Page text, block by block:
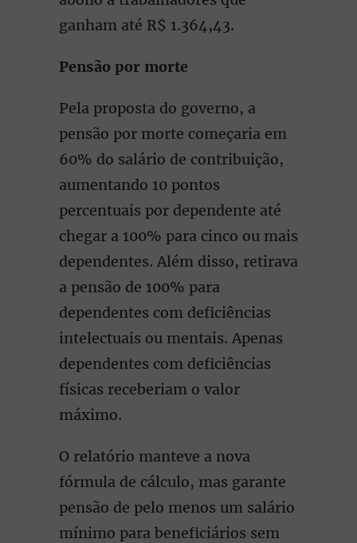
ganham até R$ 1.364,43.
Pensão por morte
Pela proposta do governo, a
pensão por morte começaria em
60% do salário de contribuição,
aumentando 10 pontos
percentuais por dependente até
chegar a 100% para cinco ou mais
dependentes. Além disso, retirava
a pensão de 100% para
dependentes com deficiências
intelectuais ou mentais. Apenas
dependentes com deficiências
físicas receberiam o valor
máximo.
O relatório manteve a nova
fórmula de cálculo, mas garante
pensão de pelo menos um salário
mínimo para beneficiários sem